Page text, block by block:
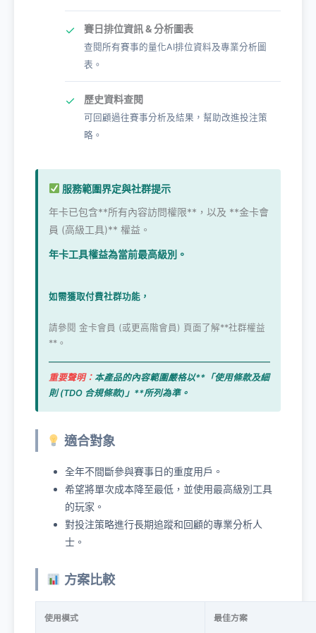
✓ 賽日排位資訊 & 分析圖表
查閱所有賽事的量化AI排位資料及專業分析圖
表。
✓ 歷史資料查閱
可回顧過往賽事分析及結果，幫助改進投注策
略。
服務範圍界定與社群提示
年卡已包含**所有內容訪問權限**，以及 **金卡會
員 (高級工具)** 權益。
年卡工具權益為當前最高級別。
如需獲取付費社群功能，
請參閱 金卡會員 (或更高階會員) 頁面了解**社群權益
**。
重要聲明： 本產品的內容範圍嚴格以**「使用條款及細
則 (TDO 合規條款)」**所列為準。
適合對象
全年不間斷參與賽事日的重度用戶。
希望將單次成本降至最低，並使用最高級別工具
的玩家。
對投注策略進行長期追蹤和回顧的專業分析人
士。
方案比較
使用模式 最佳方案